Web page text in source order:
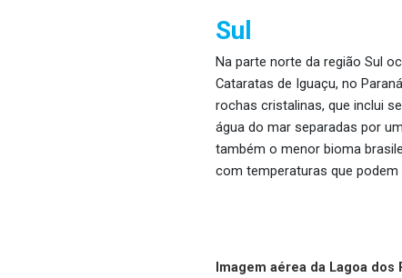
Sul
Na parte norte da região Sul
Cataratas de Iguaçu, no
rochas cristalinas, que inclui
água do mar separadas por
também o menor bioma
com temperaturas que
Imagem aérea da Lagoa